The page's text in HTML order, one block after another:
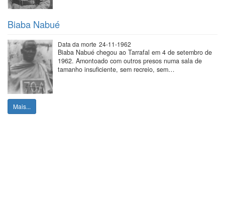
Biaba Nabué
Data da morte 24-11-1962
Biaba Nabué chegou ao Tarrafal em 4 de setembro de
1962. Amontoado com outros presos numa sala de
tamanho insuficiente, sem recreio, sem…
Mais...